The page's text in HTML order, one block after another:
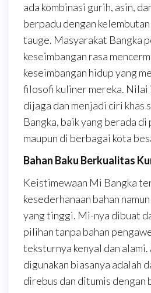
ada kombinasi gurih, asin,
berpadu dengan
tauge. Masyarakat Bangka
keseimbangan rasa
keseimbangan hidup yang
filosofi kuliner mereka. Nilai
dijaga dan menjadi ciri khas
Bangka, baik yang berada di
maupun di berbagai kota
Bahan Baku Berkualitas
Keistimewaan Mi Bangka
kesederhanaan bahan
yang tinggi. Mi-nya dibuat
pilihan tanpa bahan
teksturnya kenyal dan alami.
digunakan biasanya adalah
direbus dan ditumis dengan